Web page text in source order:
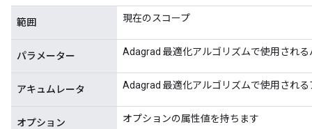
範囲 現在のスコープ
パラメーター Adagrad 最適化アルゴリズムで使用され
アキュムレータ Adagrad 最適化アルゴリズムで使用され
オプション オプションの属性値を持ちます